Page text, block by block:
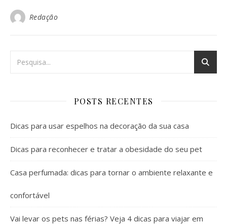
Redação
POSTS RECENTES
Dicas para usar espelhos na decoração da sua casa
Dicas para reconhecer e tratar a obesidade do seu pet
Casa perfumada: dicas para tornar o ambiente relaxante e
confortável
Vai levar os pets nas férias? Veja 4 dicas para viajar em